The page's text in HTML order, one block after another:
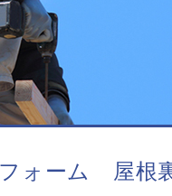
ォーム 屋根